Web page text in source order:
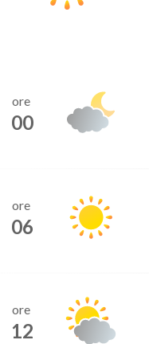
ore
00
ore
06
ore
12